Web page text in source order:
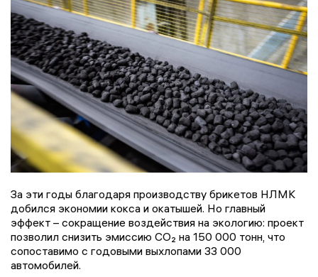
За эти годы благодаря производству брикетов НЛМК
добился экономии кокса и окатышей. Но главный
эффект – сокращение воздействия на экологию: проект
позволил снизить эмиссию CO₂ на 150 000 тонн, что
сопоставимо с годовыми выхлопами 33 000
автомобилей.